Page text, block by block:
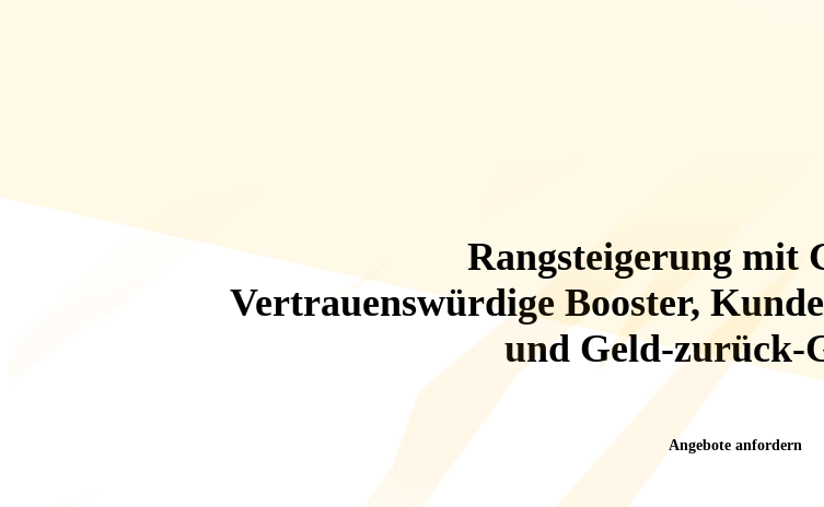
Rangsteigerung mit
Vertrauenswürdige Booster,
und Geld-zurück-
Angebote anfordern